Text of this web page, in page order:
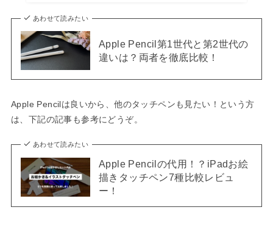
あわせて読みたい
Apple Pencil第1世代と第2世代の
違いは？両者を徹底比較！
Apple Pencilは良いから、他のタッチペンも見たい！という方
は、下記の記事も参考にどうぞ。
あわせて読みたい
Apple Pencilの代用！？iPadお絵
描きタッチペン7種比較レビュ
ー！